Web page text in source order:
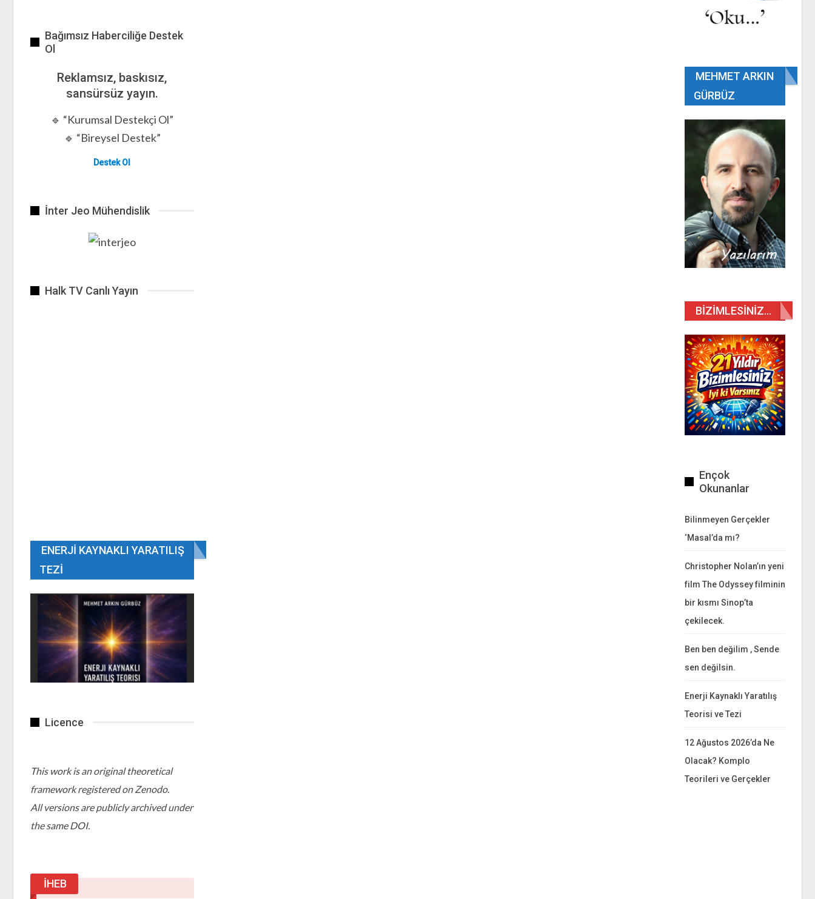
Bağımsız Haberciliğe Destek
Ol
Reklamsız, baskısız,
sansürsüz yayın.
🔹 “Kurumsal Destekçi Ol”
🔹 “Bireysel Destek”
Destek Ol
İnter Jeo Mühendislik
Halk TV Canlı Yayın
ENERJI KAYNAKLI YARATILIŞ
TEZI
Licence
This work is an original theoretical
framework registered on Zenodo.
All versions are publicly archived under
the same DOI.
İHEB
MEHMET ARKIN
GÜRBÜZ
BIZIMLESINIZ…
Ençok
Okunanlar
Bilinmeyen Gerçekler
‘Masal’da mı?
Christopher Nolan’ın yeni
film The Odyssey filminin
bir kısmı Sinop’ta
çekilecek.
Ben ben değilim , Sende
sen değilsin.
Enerji Kaynaklı Yaratılış
Teorisi ve Tezi
12 Ağustos 2026’da Ne
Olacak? Komplo
Teorileri ve Gerçekler